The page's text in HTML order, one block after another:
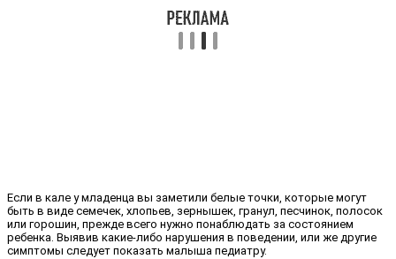
Если в кале у младенца вы заметили белые точки, которые могут
быть в виде семечек, хлопьев, зернышек, гранул, песчинок, полосок
или горошин, прежде всего нужно понаблюдать за состоянием
ребенка. Выявив какие-либо нарушения в поведении, или же другие
симптомы следует показать малыша педиатру.